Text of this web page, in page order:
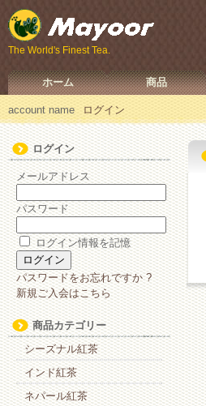
The World's Finest Tea.
ホーム 商品
account name ログイン
ログイン
メールアドレス
パスワード
ログイン情報を記憶
パスワードをお忘れですか ?
新規ご入会はこちら
商品カテゴリー
シーズナル紅茶
インド紅茶
ネパール紅茶